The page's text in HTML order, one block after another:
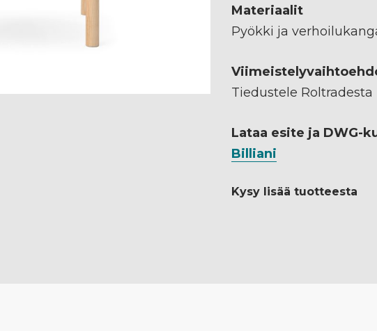
Materiaalit
Pyökki ja
Tiedustele Roltradesta
Lataa esite ja DWG-
Billiani
Kysy lisää tuotteesta